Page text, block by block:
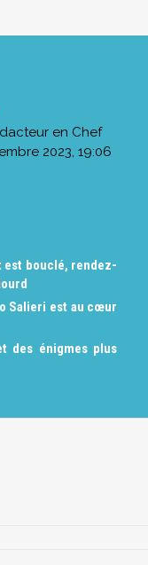
en Chef
2023, 19:06
est bouclé, rendez-
Salieri est au cœur
des énigmes plus